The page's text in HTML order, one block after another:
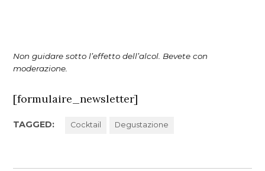
Non guidare sotto l’effetto dell’alcol. Bevete con
moderazione.
[formulaire_newsletter]
TAGGED: Cocktail Degustazione